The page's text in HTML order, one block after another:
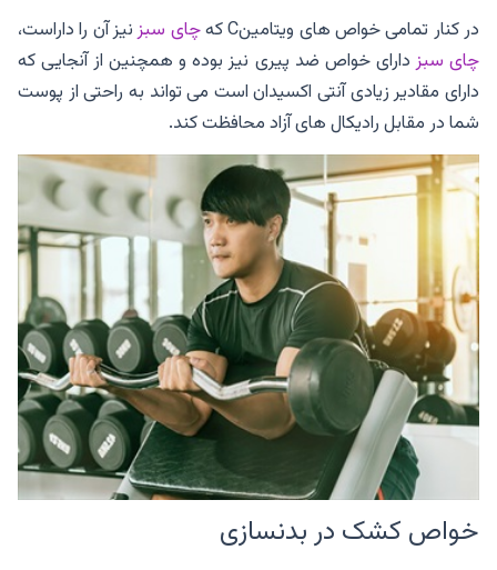
در کنار تمامی خواص های ویتامینC که چای سبزنیز آن را داراست،
چای سبز دارای خواص ضد پیری نیز بوده و همچنین از آنجایی که
دارای مقادیر زیادی آنتی اکسیدان است می تواند به راحتی از پوست
شما در مقابل رادیکال های آزاد محافظت کند.
خواص کشک در بدنسازی